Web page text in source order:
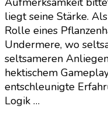
liegt seine Stärke.
Rolle eines
Undermere, wo
seltsameren
hektischem
entschleunigte
Logik …